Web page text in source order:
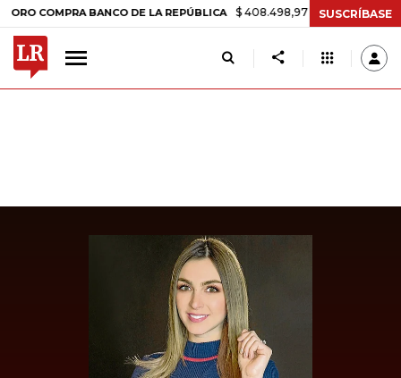
BANCO DE LA REPÚBLICA $ 408.498,97 +$ 8.753,81 +2,19%
SUSCRÍBASE